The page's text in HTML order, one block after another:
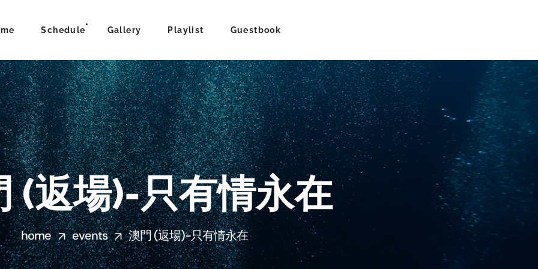
Schedule Gallery Playlist Guestbook
(返場)-只有情永在
home events 澳門 (返場)-只有情永在